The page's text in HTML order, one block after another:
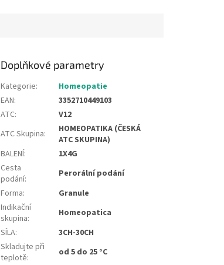
Doplňkové parametry
Kategorie:
Homeopatie
EAN:
3352710449103
ATC:
V12
ATC Skupina:
HOMEOPATIKA (ČESKÁ
ATC SKUPINA)
BALENÍ:
1X4G
Cesta
podání:
Perorální podání
Forma:
Granule
Indikační
skupina:
Homeopatica
SÍLA:
3CH-30CH
Skladujte při
teplotě:
od 5 do 25 °C